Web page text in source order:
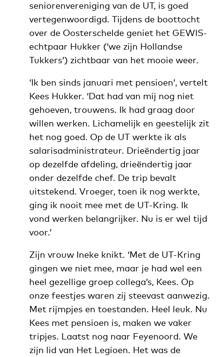
seniorenvereniging van de UT, is goed
vertegenwoordigd. Tijdens de boottocht
over de Oosterschelde geniet het GEWIS-
echtpaar Hukker (‘we zijn Hollandse
Tukkers’) zichtbaar van het mooie weer.
‘Ik ben sinds januari met pensioen’, vertelt
Kees Hukker. ‘Dat had van mij nog niet
gehoeven, trouwens. Ik had graag door
willen werken. Lichamelijk en geestelijk zit
het nog goed. Op de UT werkte ik als
salarisadministrateur. Drieëndertig jaar
op dezelfde afdeling, drieëndertig jaar
onder dezelfde chef. De trip bevalt
uitstekend. Vroeger, toen ik nog werkte,
ging ik nooit mee met de UT-Kring. Ik
vond werken belangrijker. Nu is er wel tijd
voor.’
Zijn vrouw Ineke knikt. ‘Met de UT-Kring
gingen we niet mee, maar je had wel een
heel gezellige groep collega’s, Kees. Op
onze feestjes waren zij steevast aanwezig.
Met rijmpjes en toestanden. Heel leuk. Nu
Kees met pensioen is, maken we vaker
tripjes. Laatst nog naar Feyenoord. We
zijn lid van Het Legioen. Het was de